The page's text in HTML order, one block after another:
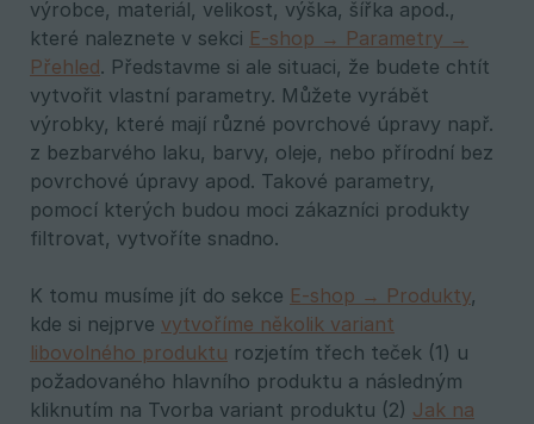
výrobce, materiál, velikost, výška, šířka apod.,
které naleznete v sekci E-shop → Parametry →
Přehled. Představme si ale situaci, že budete chtít
vytvořit vlastní parametry. Můžete vyrábět
výrobky, které mají různé povrchové úpravy např.
z bezbarvého laku, barvy, oleje, nebo přírodní bez
povrchové úpravy apod. Takové parametry,
pomocí kterých budou moci zákazníci produkty
filtrovat, vytvoříte snadno.
K tomu musíme jít do sekce E-shop → Produkty,
kde si nejprve vytvoříme několik variant
libovolného produktu rozjetím třech teček (1) u
požadovaného hlavního produktu a následným
kliknutím na Tvorba variant produktu (2) Jak na